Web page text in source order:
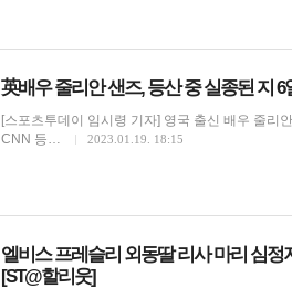
英배우 줄리안 샌즈, 등산 중 실종된 지
[스포츠투데이 임시령 기자] 영국 출신 배우 줄리
CNN 등…
2023.01.19. 18:15
엘비스 프레슬리 외동딸 리사 마리 심
[ST@할리웃]